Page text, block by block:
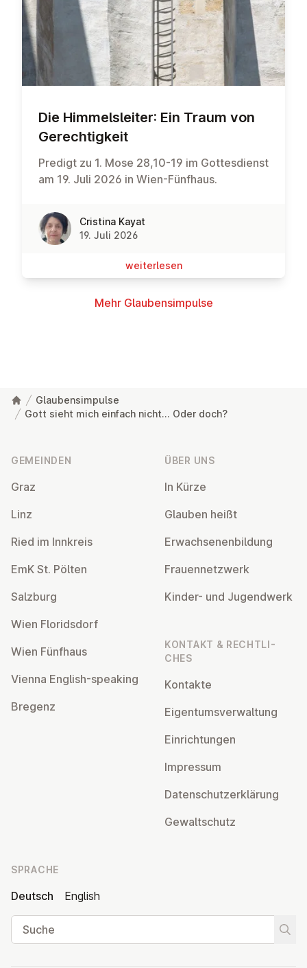
Die Him­mels­lei­ter: Ein Traum von
Ge­rech­tig­keit
Predigt zu 1. Mose 28,10-19 im Gottesdienst
am 19. Juli 2026 in Wien-Fünfhaus.
Cristina Kayat
19. Juli 2026
wei­ter­le­sen
Mehr Glau­bens­im­pul­se
Glaubensimpulse
Gott sieht mich einfach nicht... Oder doch?
GEMEINDEN
Graz
Linz
Ried im Innkreis
EmK St. Pölten
Salzburg
Wien Flo­rids­dorf
Wien Fünfhaus
Vienna English-speaking
Bregenz
ÜBER UNS
In Kürze
Glauben heißt
Er­wach­se­nen­bil­dung
Frau­en­netz­werk
Kinder- und Ju­gend­werk
KONTAKT & RECHT­LI­
CHES
Kontakte
Ei­gen­tums­ver­wal­tung
Ein­rich­tun­gen
Impressum
Da­ten­schutz­er­klä­rung
Ge­walt­schutz
SPRACHE
Deutsch
English
Suche